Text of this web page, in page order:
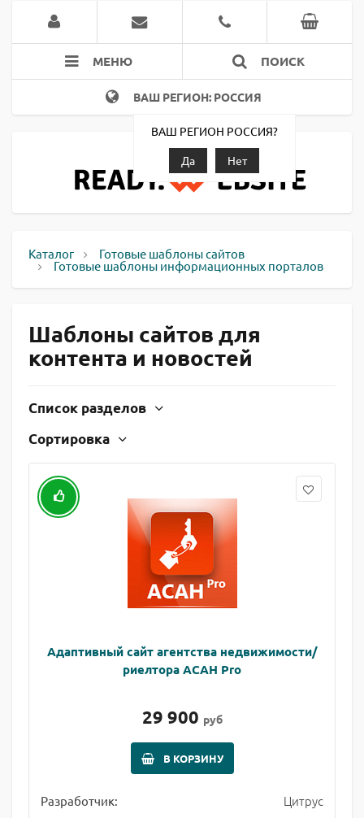
МЕНЮ ПОИСК
ВАШ РЕГИОН: РОССИЯ
ВАШ РЕГИОН РОССИЯ?
Да
Нет
Каталог Готовые шаблоны сайтов
Готовые шаблоны информационных порталов
Шаблоны сайтов для
контента и новостей
Список разделов
Сортировка
Адаптивный сайт агентства недвижимости/
риелтора АСАН Pro
29 900 руб
В КОРЗИНУ
Разработчик: Цитрус